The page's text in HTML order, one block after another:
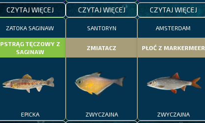
CZYTAJ WIĘCEJ CZYTAJ WIĘCEJ CZYTAJ WIĘCEJ
ZATOKA SAGINAW
PSTRĄG TĘCZOWY Z
SAGINAW
EPICKA
SANTORYN
ZMIATACZ
ZWYCZAJNA
AMSTERDAM
PŁOĆ Z MARKERMEER
ZWYCZAJNA